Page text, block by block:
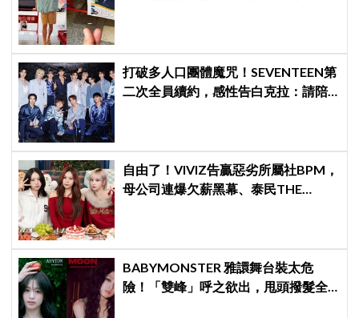
打破多人口團體魔咒！SEVENTEEN第
二次全員續約，感性告白克拉：請陪
自由了！VIVIZ告贏惡劣所屬社BPM，
母公司連爆欠薪黑幕、泰民THE
BABYMONSTER 雅譞舞台裝太危
險！「雙峰」呼之欲出，甩頭撥髮全